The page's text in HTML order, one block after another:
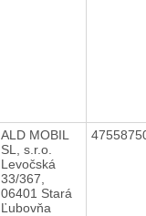
ALD MOBIL
SL, s.r.o.
Levočská
33/367,
06401 Stará
Ľubovňa